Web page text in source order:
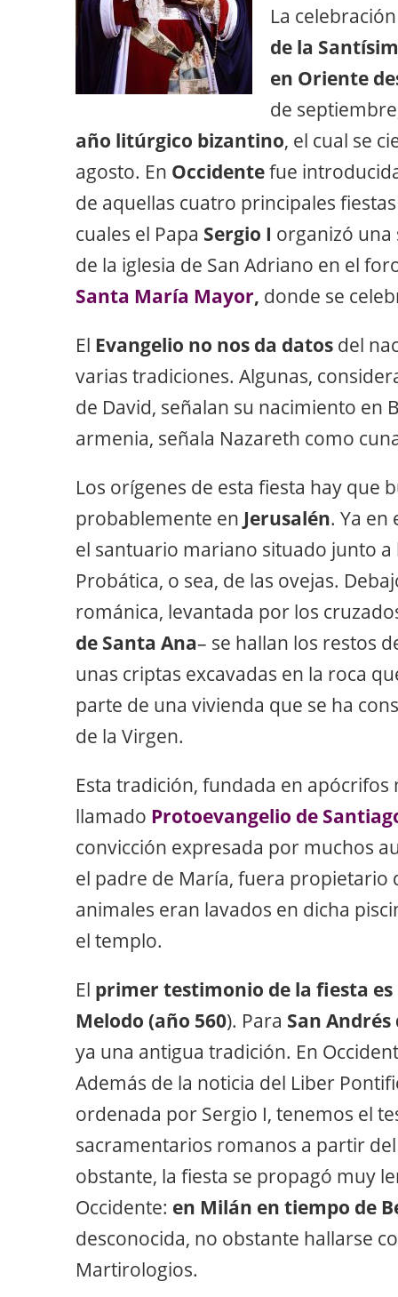
La
de la
en Oriente
de
año litúrgico bizantino, el cual se
agosto. En Occidentefue
de aquellas cuatro principales
cuales el Papa Sergio I organizó una
de la iglesia de San Adriano en el
Santa María Mayor, donde se
El Evangelio no nos da datos del
varias tradiciones. Algunas,
de David, señalan su nacimiento en
armenia, señala Nazareth como
Los orígenes de esta fiesta hay que
probablemente en Jerusalén. Ya en
el santuario mariano situado junto a
Probática, o sea, de las ovejas.
románica, levantada por los
de Santa Ana– se hallan los restos
unas criptas excavadas en la roca
parte de una vivienda que se ha
de la Virgen.
Esta tradición, fundada en
llamado Protoevangelio de
convicción expresada por muchos
el padre de María, fuera propietario
animales eran lavados en dicha
el templo.
El primer testimonio de la fiesta
Melodo (año 560). Para San Andrés
ya una antigua tradición. En
Además de la noticia del Liber
ordenada por Sergio I, tenemos el
sacramentarios romanos a partir
obstante, la fiesta se propagó muy
Occidente: en Milán en tiempo de
desconocida, no obstante hallarse
Martirologios.